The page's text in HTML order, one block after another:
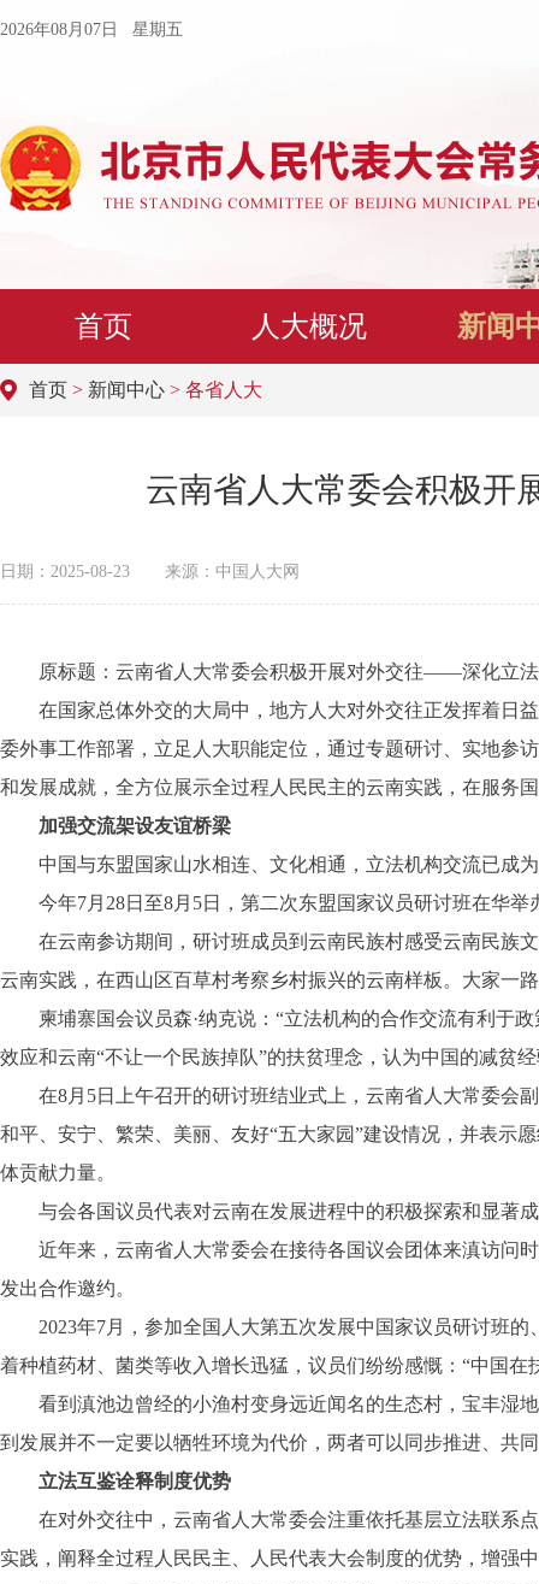
2026年08月07日 星期五
首页 人大概况 新闻
首页 > 新闻中心 > 各省人大
云南省人大常委会积极
日期：2025-08-23 来源：中国人大网
原标题：云南省人大常委会积极开展对外交往——深化立法
在国家总体外交的大局中，地方人大对外交往正发挥着日益
委外事工作部署，立足人大职能定位，通过专题研讨、实地参
和发展成就，全方位展示全过程人民民主的云南实践，在服务
加强交流架设友谊桥梁
中国与东盟国家山水相连、文化相通，立法机构交流已成为
今年7月28日至8月5日，第二次东盟国家议员研讨班在华举
在云南参访期间，研讨班成员到云南民族村感受云南民族文
云南实践，在西山区百草村考察乡村振兴的云南样板。大家一
柬埔寨国会议员森·纳克说：“立法机构的合作交流有利于政
效应和云南“不让一个民族掉队”的扶贫理念，认为中国的减贫
在8月5日上午召开的研讨班结业式上，云南省人大常委会副
和平、安宁、繁荣、美丽、友好“五大家园”建设情况，并表
体贡献力量。
与会各国议员代表对云南在发展进程中的积极探索和显著成
近年来，云南省人大常委会在接待各国议会团体来滇访问时
发出合作邀约。
2023年7月，参加全国人大第五次发展中国家议员研讨班的
着种植药材、菌类等收入增长迅猛，议员们纷纷感慨：“中国
看到滇池边曾经的小渔村变身远近闻名的生态村，宝丰湿地
到发展并不一定要以牺牲环境为代价，两者可以同步推进、共
立法互鉴诠释制度优势
在对外交往中，云南省人大常委会注重依托基层立法联系点
实践，阐释全过程人民民主、人民代表大会制度的优势，增强